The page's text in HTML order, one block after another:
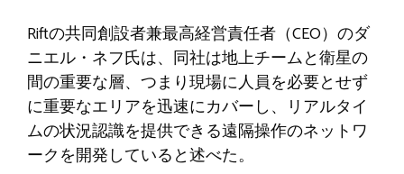
Riftの共同創設者兼最高経営責任者（CEO）のダ
ニエル・ネフ氏は、同社は地上チームと衛星の
間の重要な層、つまり現場に人員を必要とせず
に重要なエリアを迅速にカバーし、リアルタイ
ムの状況認識を提供できる遠隔操作のネットワ
ークを開発していると述べた。